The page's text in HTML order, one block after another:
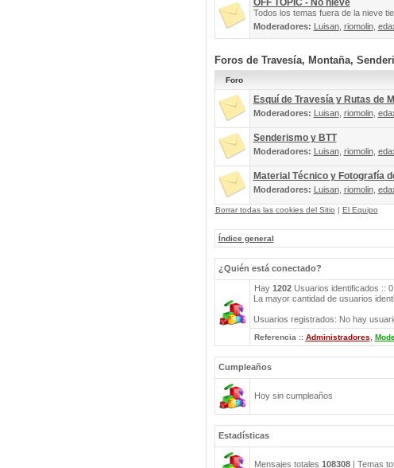
OFF TOPIC - No nieve
Todos los temas fuera de la nieve
Moderadores: Luisan, riomolin,
Foros de Travesía, Montaña,
Foro
Esquí de Travesía y Rutas de
Moderadores: Luisan, riomolin,
Senderismo y BTT
Moderadores: Luisan, riomolin,
Material Técnico y Fotografía
Moderadores: Luisan, riomolin,
Borrar todas las cookies del Sitio | El Equipo
Índice general
¿Quién está conectado?
Hay 1202Usuarios identificados ::
La mayor cantidad de usuarios
Usuarios registrados: No hay
Referencia :: Administradores
Cumpleaños
Hoy sin cumpleaños
Estadísticas
Mensajes totales 108308| Temas